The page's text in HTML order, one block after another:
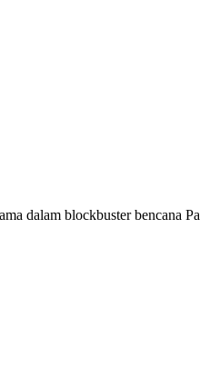
dalam blockbuster bencana